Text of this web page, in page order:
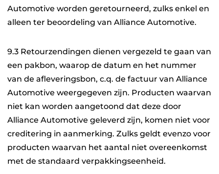
Automotive worden geretourneerd, zulks enkel en
alleen ter beoordeling van Alliance Automotive.
9.3 Retourzendingen dienen vergezeld te gaan van
een pakbon, waarop de datum en het nummer
van de afleveringsbon, c.q. de factuur van Alliance
Automotive weergegeven zijn. Producten waarvan
niet kan worden aangetoond dat deze door
Alliance Automotive geleverd zijn, komen niet voor
creditering in aanmerking. Zulks geldt evenzo voor
producten waarvan het aantal niet overeenkomst
met de standaard verpakkingseenheid.